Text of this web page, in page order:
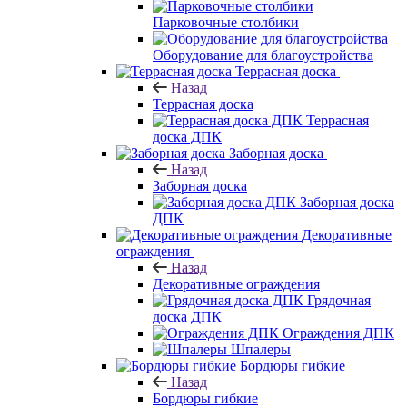
Парковочные столбики
Оборудование для благоустройства
Террасная доска
Назад
Террасная доска
Террасная
доска ДПК
Заборная доска
Назад
Заборная доска
Заборная доска
ДПК
Декоративные
ограждения
Назад
Декоративные ограждения
Грядочная
доска ДПК
Ограждения ДПК
Шпалеры
Бордюры гибкие
Назад
Бордюры гибкие